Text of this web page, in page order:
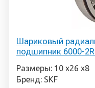
Шариковый
подшипник 6000-
Размеры: 10 х26 х8
Бренд: SKF